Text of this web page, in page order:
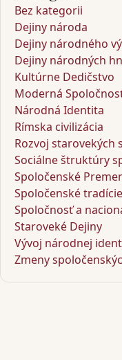
Bez kategorii
Dejiny národa
Dejiny národného
Dejiny národných
Kultúrne Dedičstvo
Moderná
Národná Identita
Rímska civilizácia
Rozvoj starovekých
Sociálne štruktúry
Spoločenské
Spoločenské tradície
Spoločnosť a
Staroveké Dejiny
Vývoj národnej
Zmeny